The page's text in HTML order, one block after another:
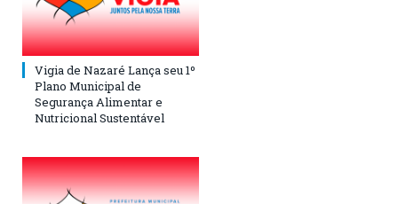
Vigia de Nazaré Lança seu 1º
Plano Municipal de
Segurança Alimentar e
Nutricional Sustentável